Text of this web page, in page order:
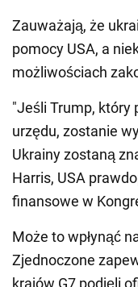
Zauważają, że
pomocy USA, a
możliwościach
"Jeśli Trump, który
urzędu, zostanie
Ukrainy zostaną
Harris, USA
finansowe w
Może to wpłynąć
Zjednoczone